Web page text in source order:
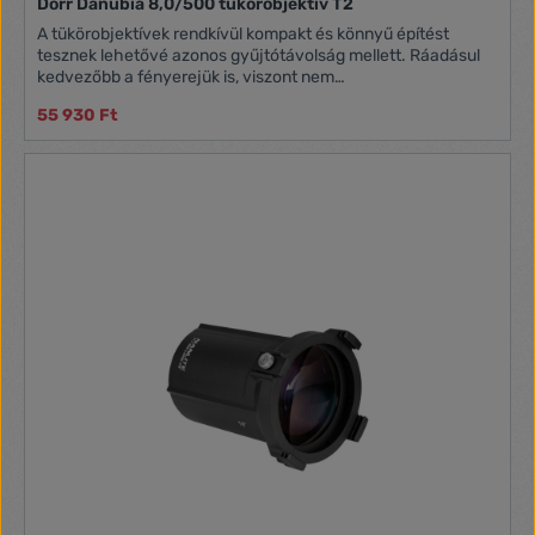
Dörr Danubia 8,0/500 tükörobjektív T2
A tükörobjektívek rendkívül kompakt és könnyű építést
tesznek lehetővé azonos gyűjtótávolság mellett. Ráadásul
kedvezőbb a fényerejük is, viszont nem
f/8Csatlakozás: T2 - a legtöbb bajonetthez kapható
adapterBevonat: többrétegű felületkezelés
55 930 Ft